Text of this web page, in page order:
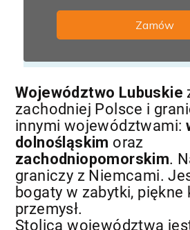
Województwo Lubuskie
zachodniej Polsce i
innymi województwami:
dolnośląskim oraz
zachodniopomorskim.
graniczy z Niemcami.
bogaty w zabytki, piękne
przemysł.
Stolicą województwa